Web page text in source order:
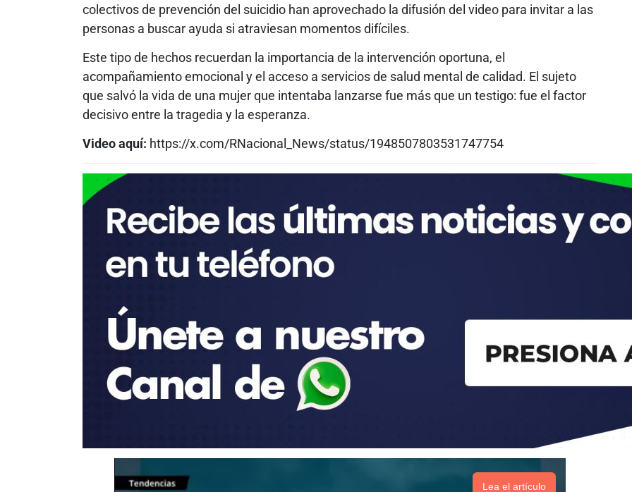
colectivos de prevención del suicidio han aprovechado la difusión del video para invitar a las
personas a buscar ayuda si atraviesan momentos difíciles.
Este tipo de hechos recuerdan la importancia de la intervención oportuna, el
acompañamiento emocional y el acceso a servicios de salud mental de calidad. El sujeto
que salvó la vida de una mujer que intentaba lanzarse fue más que un testigo: fue el factor
decisivo entre la tragedia y la esperanza.
Video aquí: https://x.com/RNacional_News/status/1948507803531747754
Lea el artículo